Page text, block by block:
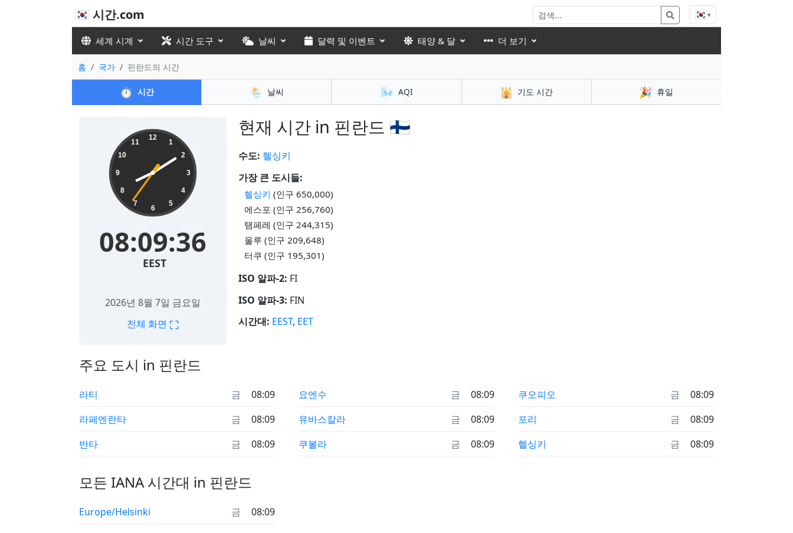
🇰🇷 시간.com 🇰🇷▾
세계 시계 시간 도구 날씨 달력 및 이벤트 태양 & 달 더 보기
홈 국가 핀란드의 시간
⏱️ 시간 🌦️ 날씨 🌬️ AQI 🕌 기도 시간 🎉 휴일
현재 시간 in 핀란드 🇫🇮
12
1
2
3
4
5
6
7
8
9
10
11
08:09:37
EEST
2026년 8월 7일 금요일
전체 화면 ⛶
수도: 헬싱키
가장 큰 도시들:
헬싱키 (인구 650,000)
에스포 (인구 256,760)
탬페레 (인구 244,315)
울루 (인구 209,648)
터쿠 (인구 195,301)
ISO 알파-2: FI
ISO 알파-3: FIN
시간대: EEST, EET
주요 도시 in 핀란드
라티 금
08:09
라페엔란타
금
08:09
반타
금 08:09
요엔수 금
08:09
유바스칼라
금
08:09
쿠볼라
금 08:09
쿠오피오 금
08:09
포리
금
08:09
헬싱키
금 08:09
모든 IANA 시간대 in 핀란드
Europe/Helsinki 금 08:09